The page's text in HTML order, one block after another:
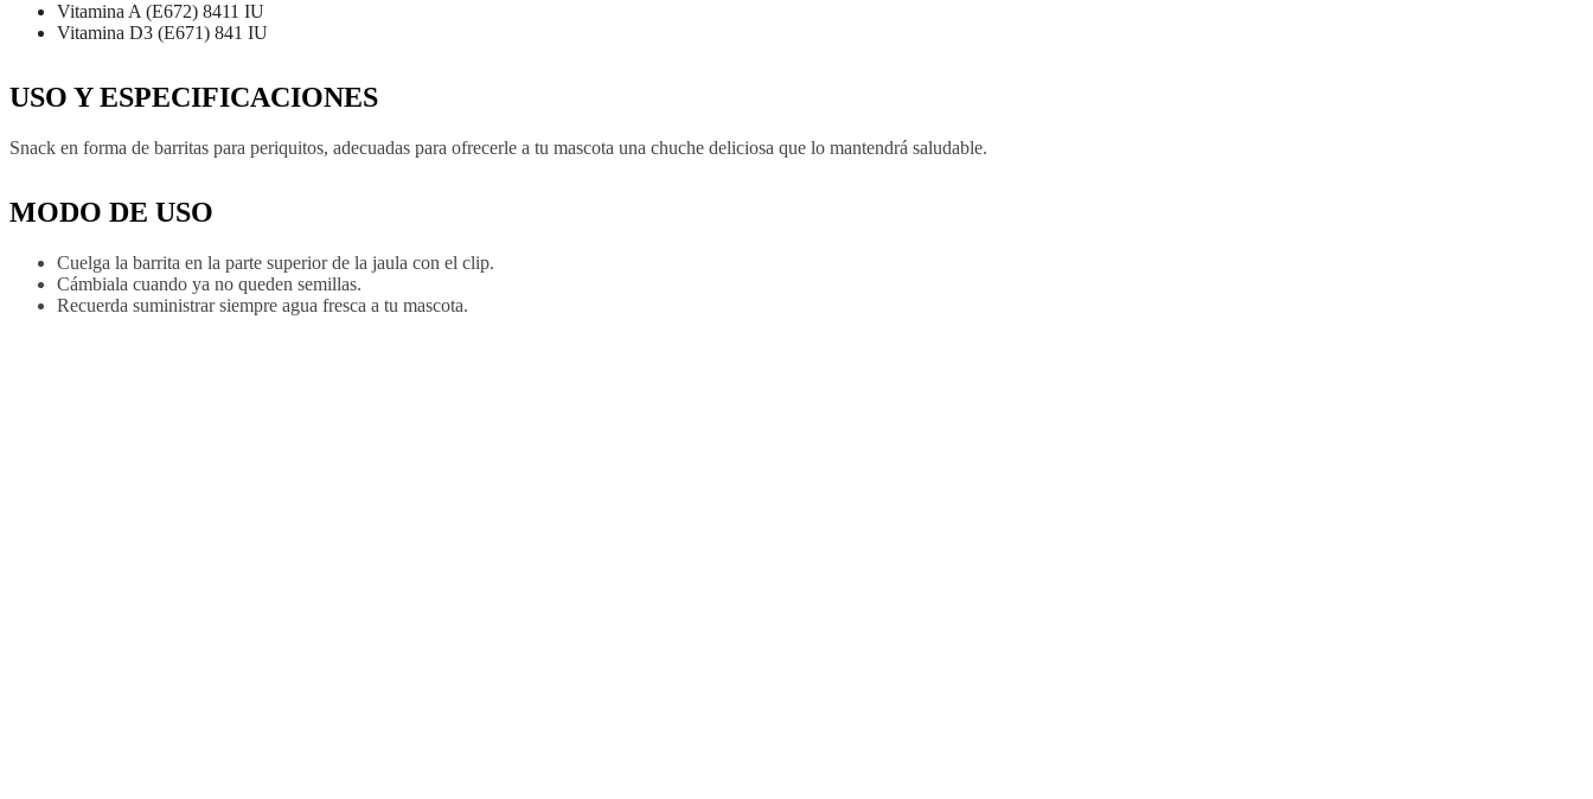
Vitamina A (E672) 8411 IU
Vitamina D3 (E671) 841 IU
USO Y ESPECIFICACIONES
Snack en forma de barritas para periquitos, adecuadas para ofrecerle a tu mascota una chuche deliciosa que lo mantendrá saludable.
MODO DE USO
Cuelga la barrita en la parte superior de la jaula con el clip.
Cámbiala cuando ya no queden semillas.
Recuerda suministrar siempre agua fresca a tu mascota.